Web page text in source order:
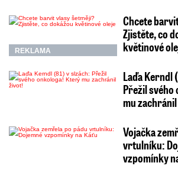
REKLAMA
Chcete
Zjistěte, co
květinové
Laďa Kerndl
Přežil
mu
Vojačka
vrtulníku:
vzpomínky